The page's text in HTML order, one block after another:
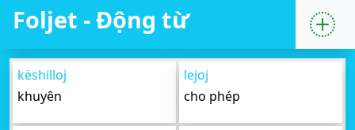
Foljet - Động từ
këshilloj
khuyên
lejoj
cho phép